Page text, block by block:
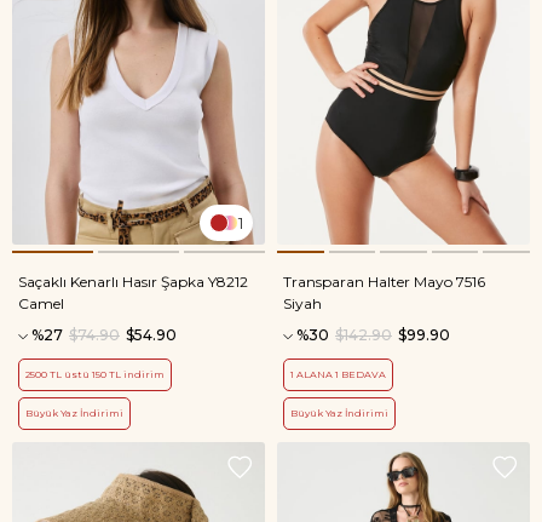
1
Saçaklı Kenarlı Hasır Şapka Y8212
Camel
%27
$54.90
$74.90
2500 TL üstü 150 TL indirim
Büyük Yaz İndirimi
Transparan Halter Mayo 7516
Siyah
%30
$99.90
$142.90
1 ALANA 1 BEDAVA
Büyük Yaz İndirimi